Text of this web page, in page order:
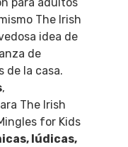
The Irish
idea de
de
de la casa.
,
The Irish
for Kids
lúdicas,